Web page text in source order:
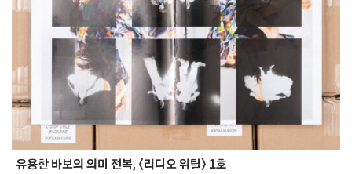
유용한 바보의 의미 전복, 〈리디오 위틸〉 1호